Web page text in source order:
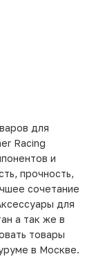
для
Racing
и
прочность,
сочетание
для
а так же в
товары
в Москве.